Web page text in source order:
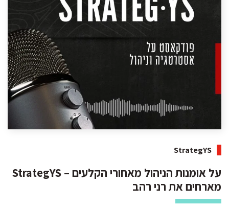
StrategYS
על אומנות הניהול מאחורי הקלעים – StrategYS
מארחים את רני רהב